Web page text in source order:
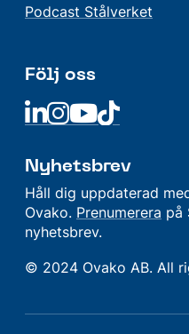
Podcast Stålverket
Följ oss
Linkedin
Linkedin
LinkedinLinkedin
Nyhetsbrev
Håll dig uppdaterad
Ovako. Prenumerera på
nyhetsbrev.
© 2024 Ovako AB. All